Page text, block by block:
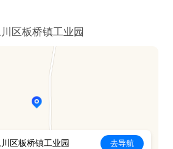
区板桥镇工业园
区板桥镇工业园 去导航